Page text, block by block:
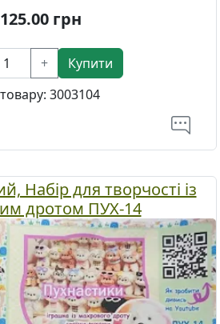
125.00 грн
+
Купити
3003104
Набір для творчості із
дротом ПУХ-14